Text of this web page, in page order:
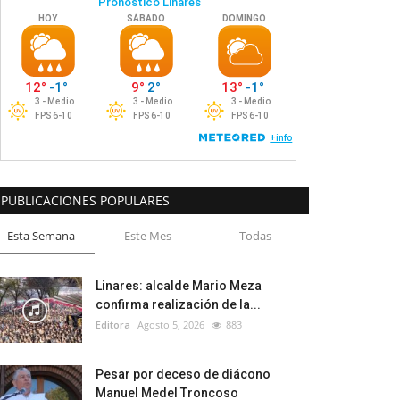
PUBLICACIONES POPULARES
Esta Semana Este Mes Todas
Linares: alcalde Mario Meza
confirma realización de la...
Editora Agosto 5, 2026 883
Pesar por deceso de diácono
Manuel Medel Troncoso